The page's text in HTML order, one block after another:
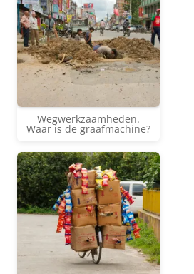
Wegwerkzaamheden.
Waar is de graafmachine?